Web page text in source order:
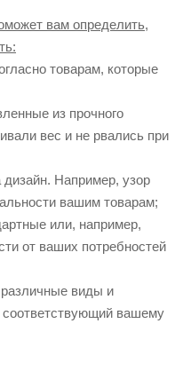
вам определить,
товарам, которые
из прочного
вес и не рвались при
Например, узор
вашим товарам;
или, например,
от ваших потребностей
виды и
соответствующий вашему